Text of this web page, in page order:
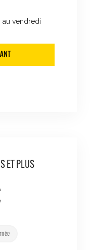
vendredi
ET PLUS